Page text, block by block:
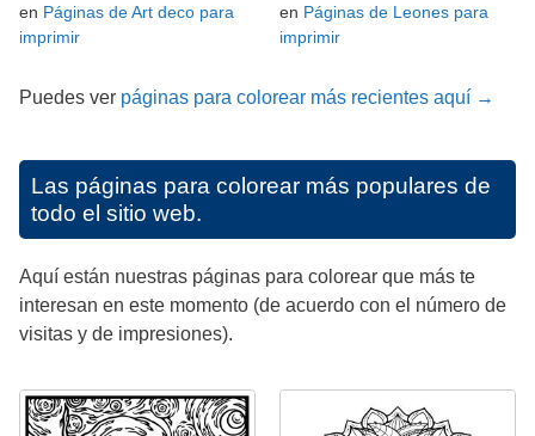
en Páginas de Art deco para
imprimir
en Páginas de Leones para
imprimir
Puedes ver páginas para colorear más recientes aquí →
Las páginas para colorear más populares de
todo el sitio web.
Aquí están nuestras páginas para colorear que más te
interesan en este momento (de acuerdo con el número de
visitas y de impresiones).